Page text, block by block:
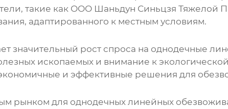
такие как ООО Шаньдун Синьцзя Тяжелой
адаптированного к местным условиям.
значительный рост спроса на однодечные
ископаемых и внимание к
и эффективные решения для
рынком для однодечных линейных